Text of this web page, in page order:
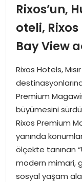
İDEAL SPOR
YAŞAM
MAGAZIN
SAĞLIK
SOSYAL HABER
Rixos’un,
oteli,
Bay View
Rixos Hotels,
Premium
büyümesini
Rixos Premium
yanında
ölçekte tanınan
modern mimari,
sosyal yaşam